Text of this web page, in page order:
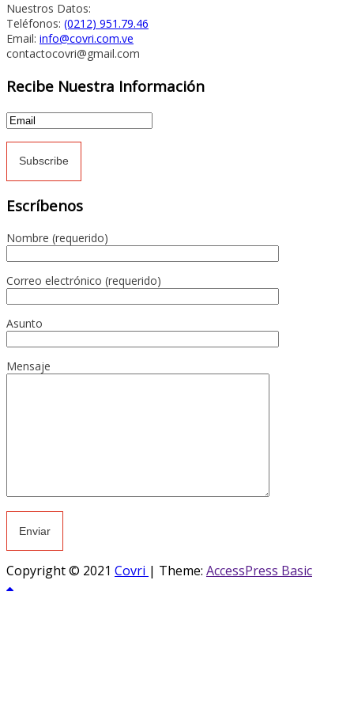
Nuestros Datos:
Teléfonos: (0212) 951.79.46
Email: info@covri.com.ve
contactocovri@gmail.com
Recibe Nuestra Información
Escríbenos
Nombre (requerido)
Correo electrónico (requerido)
Asunto
Mensaje
Copyright © 2021 Covri | Theme: AccessPress Basic